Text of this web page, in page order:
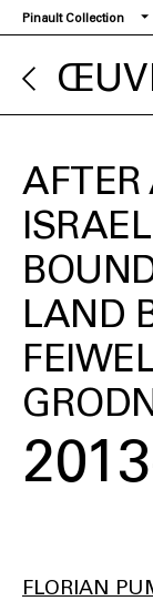
Aller
au
contenu
principal
Pinault Collection
AFTER
LAND
FLORIAN